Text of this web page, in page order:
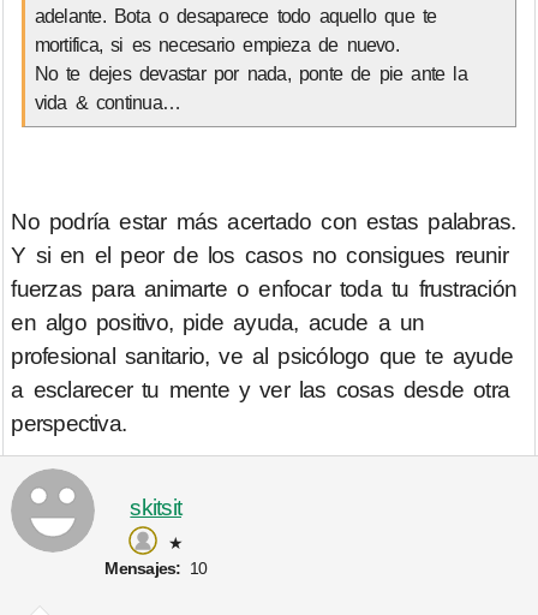
adelante. Bota o desaparece todo aquello que te
mortifica, si es necesario empieza de nuevo.
No te dejes devastar por nada, ponte de pie ante la
vida & continua…
No podría estar más acertado con estas palabras.
Y si en el peor de los casos no consigues reunir
fuerzas para animarte o enfocar toda tu frustración
en algo positivo, pide ayuda, acude a un
profesional sanitario, ve al psicólogo que te ayude
a esclarecer tu mente y ver las cosas desde otra
perspectiva.
skitsit
★
Mensajes: 10